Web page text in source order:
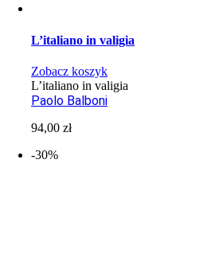
L’italiano in valigia
Zobacz koszyk
L’italiano in valigia
Paolo Balboni
94,00zł
-30%